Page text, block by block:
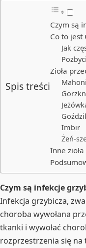
Spis treści
Czym są
Co to jest
Jak
Zioła
Imbir
Żeń-
Inne
Czym są infekcje
Infekcja grzybicza,
choroba wywołana
tkanki i wywołać
rozprzestrzenia się na